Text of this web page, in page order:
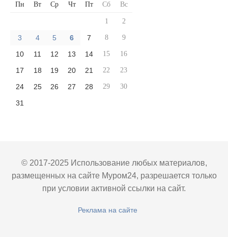
Пн Вт Ср Чт Пт Сб Вс
1 2
3 4 5 6 7 8 9
10 11 12 13 14 15 16
17 18 19 20 21 22 23
24 25 26 27 28 29 30
31
© 2017-2025 Использование любых материалов,
размещенных на сайте Муром24, разрешается только
при условии активной ссылки на сайт.
Реклама на сайте